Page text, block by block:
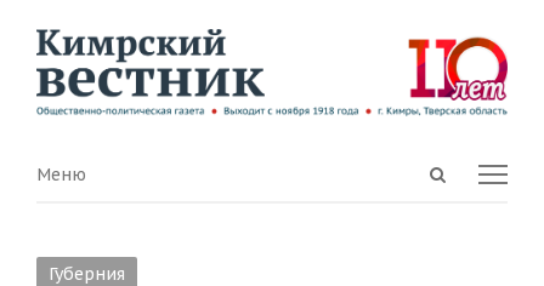
Open
Menu
Меню
Губерния